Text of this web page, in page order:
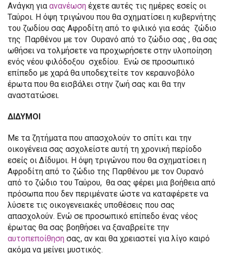
Ανάγκη για ανανέωση έχετε αυτές τις ημέρες εσείς οι
Ταύροι. Η όψη τριγώνου που θα σχηματίσει η κυβερνήτης
του ζωδίου σας Αφροδίτη από το φιλικό για εσάς ζώδιο
της Παρθένου με τον Ουρανό από το ζώδιο σας , θα σας
ωθήσει να τολμήσετε να προχωρήσετε στην υλοποίηση
ενός νέου φιλόδοξου σχεδίου. Ενώ σε προσωπικό
επίπεδο με χαρά θα υποδεχτείτε τον κεραυνοβόλο
έρωτα που θα εισβάλει στην ζωή σας και θα την
αναστατώσει.
ΔΙΔΥΜΟΙ
Με τα ζητήματα που απασχολούν το σπίτι και την
οικογένεια σας ασχολείστε αυτή τη χρονική περίοδο
εσείς οι Δίδυμοι. Η όψη τριγώνου που θα σχηματίσει η
Αφροδίτη από το ζώδιο της Παρθένου με τον Ουρανό
από το ζώδιο του Ταύρου, θα σας φέρει μια βοήθεια από
πρόσωπα που δεν περιμένατε ώστε να καταφέρετε να
λύσετε τις οικογενειακές υποθέσεις που σας
απασχολούν. Ενώ σε προσωπικό επίπεδο ένας νέος
έρωτας θα σας βοηθήσει να ξαναβρείτε την
αυτοπεποίθηση σας, αν και θα χρειαστεί για λίγο καιρό
ακόμα να μείνει μυστικός.